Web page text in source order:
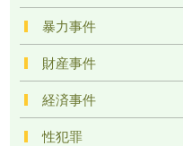
暴力事件
財産事件
経済事件
性犯罪